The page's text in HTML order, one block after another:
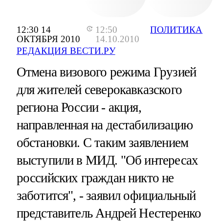
12:30 14
ОКТЯБРЯ 2010
12:50
14.10.2010
РЕДАКЦИЯ ВЕСТИ.РУ
ПОЛИТИКА
Отмена визового режима Грузией
для жителей северокавказского
региона России - акция,
направленная на дестабилизацию
обстановки. С таким заявлением
выступили в МИД. "Об интересах
российских граждан никто не
заботится", - заявил официальный
представитель Андрей Нестеренко